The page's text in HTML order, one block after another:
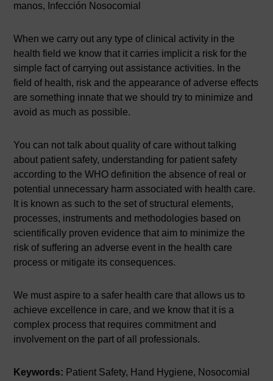
manos, Infección Nosocomial
When we carry out any type of clinical activity in the
health field we know that it carries implicit a risk for the
simple fact of carrying out assistance activities. In the
field of health, risk and the appearance of adverse effects
are something innate that we should try to minimize and
avoid as much as possible.
You can not talk about quality of care without talking
about patient safety, understanding for patient safety
according to the WHO definition the absence of real or
potential unnecessary harm associated with health care.
It is known as such to the set of structural elements,
processes, instruments and methodologies based on
scientifically proven evidence that aim to minimize the
risk of suffering an adverse event in the health care
process or mitigate its consequences.
We must aspire to a safer health care that allows us to
achieve excellence in care, and we know that it is a
complex process that requires commitment and
involvement on the part of all professionals.
Keywords: Patient Safety, Hand Hygiene, Nosocomial